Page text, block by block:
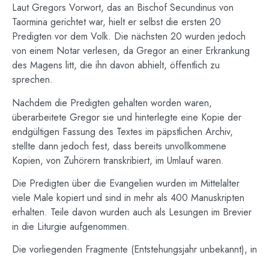
Laut Gregors Vorwort, das an Bischof Secundinus von
Taormina gerichtet war, hielt er selbst die ersten 20
Predigten vor dem Volk. Die nächsten 20 wurden jedoch
von einem Notar verlesen, da Gregor an einer Erkrankung
des Magens litt, die ihn davon abhielt, öffentlich zu
sprechen.
Nachdem die Predigten gehalten worden waren,
überarbeitete Gregor sie und hinterlegte eine Kopie der
endgültigen Fassung des Textes im päpstlichen Archiv,
stellte dann jedoch fest, dass bereits unvollkommene
Kopien, von Zuhörern transkribiert, im Umlauf waren.
Die Predigten über die Evangelien wurden im Mittelalter
viele Male kopiert und sind in mehr als 400 Manuskripten
erhalten. Teile davon wurden auch als Lesungen im Brevier
in die Liturgie aufgenommen.
Die vorliegenden Fragmente (Entstehungsjahr unbekannt), in